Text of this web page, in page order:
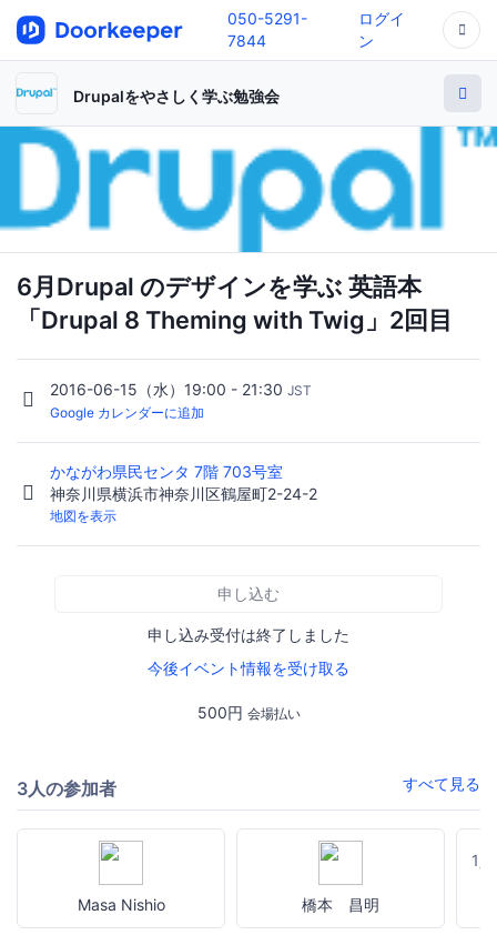
050-5291-
7844
ログイ
ン
Drupalをやさしく学ぶ勉強会
6月Drupal のデザインを学ぶ 英語本
「Drupal 8 Theming with Twig」2回目
2016-06-15（水）19:00 - 21:30 JST
Google カレンダーに追加
かながわ県民センタ 7階 703号室
神奈川県横浜市神奈川区鶴屋町2-24-2
地図を表示
申し込む
申し込み受付は終了しました
今後イベント情報を受け取る
500円 会場払い
3人の参加者 すべて見る
Masa Nishio 橋本 昌明
1